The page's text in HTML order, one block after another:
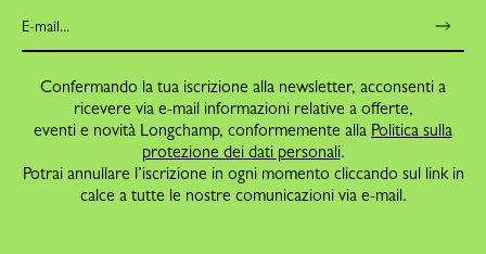
Confermando la tua iscrizione alla newsletter, acconsenti a
ricevere via e-mail informazioni relative a offerte,
eventi e novità Longchamp, conformemente alla Politica sulla
protezione dei dati personali.
Potrai annullare l’iscrizione in ogni momento cliccando sul link in
calce a tutte le nostre comunicazioni via e-mail.